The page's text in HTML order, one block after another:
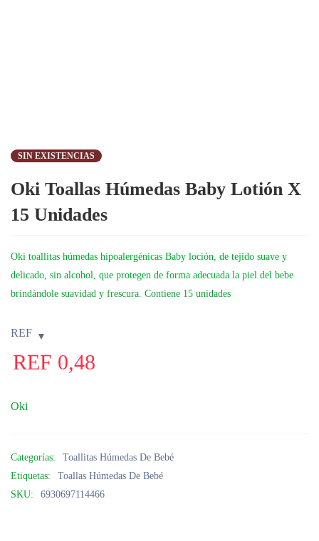
SIN EXISTENCIAS
Oki Toallas Húmedas Baby Lotión X
15 Unidades
Oki toallitas húmedas hipoalergénicas Baby loción, de tejido suave y
delicado, sin alcohol, que protegen de forma adecuada la piel del bebe
brindándole suavidad y frescura. Contiene 15 unidades
REF
REF 0,48
Oki
Categorías:
Toallitas Húmedas De Bebé
Etiquetas:
Toallas Húmedas De Bebé
SKU:
6930697114466